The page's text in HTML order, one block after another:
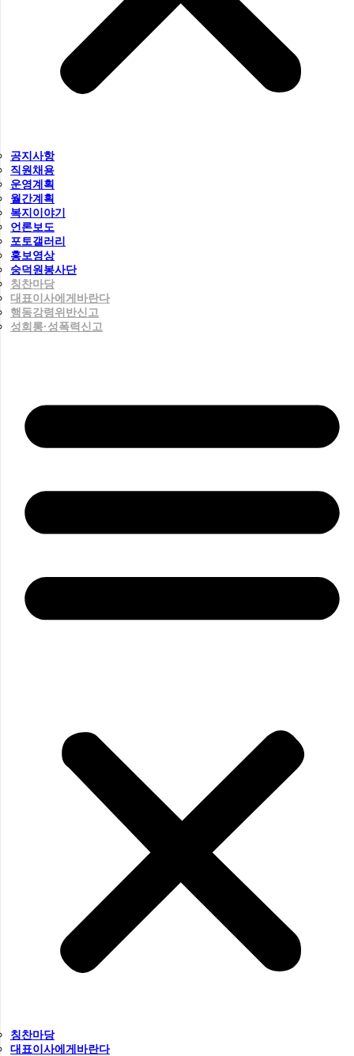
공지사항
직원채용
운영계획
월간계획
복지이야기
언론보도
포토갤러리
홍보영상
숭덕원봉사단
칭찬마당
대표이사에게바란다
행동강령위반신고
성희롱·성폭력신고
칭찬마당
대표이사에게바란다